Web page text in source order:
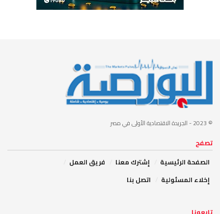
© 2023 - الجريدة الاقتصادية الأولى في مصر
تصفح
الصفحة الرئيسية
إشترك معنا
فريق العمل
إخلاء المسئولية
اتصل بنا